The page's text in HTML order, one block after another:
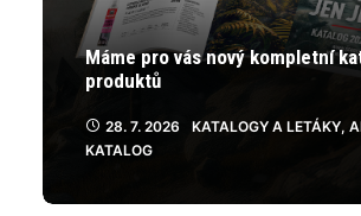
Máme pro vás nový kompletní
produktů
28. 7. 2026 KATALOGY A LETÁKY,
KATALOG